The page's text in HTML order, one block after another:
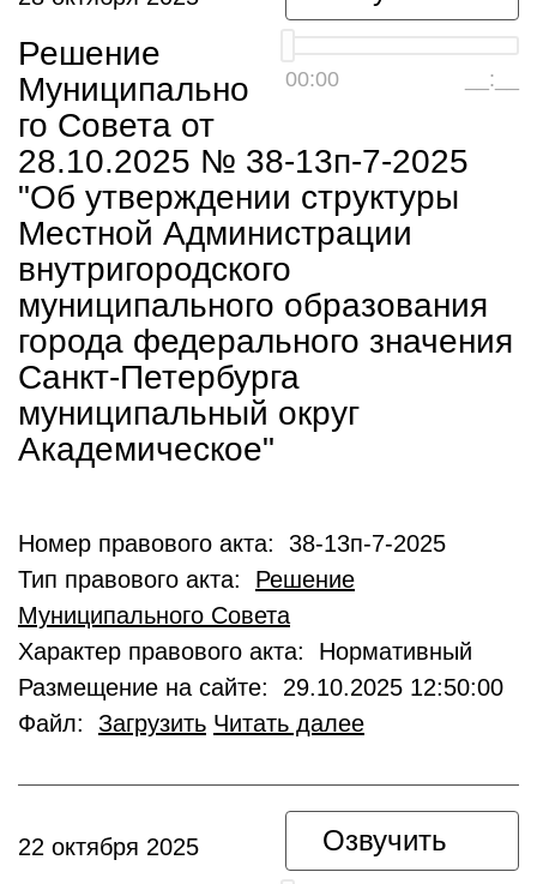
00:00 __:__
Решение
Муниципально
го Совета от
28.10.2025 № 38-13п-7-2025
"Об утверждении структуры
Местной Администрации
внутригородского
муниципального образования
города федерального значения
Санкт-Петербурга
муниципальный округ
Академическое"
Номер правового акта: 38-13п-7-2025
Тип правового акта: Решение
Муниципального Совета
Характер правового акта: Нормативный
Размещение на сайте: 29.10.2025 12:50:00
Файл: Загрузить Читать далее
Озвучить
22 октября 2025